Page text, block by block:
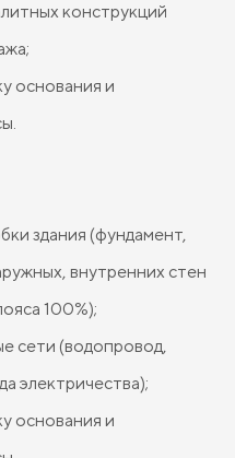
конструкций
основания и
здания (фундамент,
внутренних стен
100%);
сети (водопровод,
электричества);
основания и